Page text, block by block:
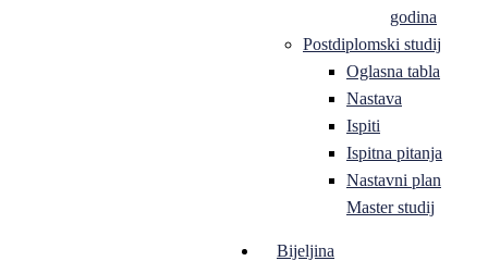
godina
Postdiplomski studij
Oglasna tabla
Nastava
Ispiti
Ispitna pitanja
Nastavni plan
Master studij
Bijeljina